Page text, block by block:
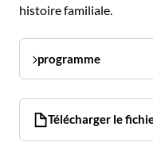
histoire familiale.
programme
Télécharger le